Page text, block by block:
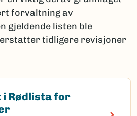
forvaltning av
gjeldende listen ble
tidligere revisjoner
i Rødlista for
for arter